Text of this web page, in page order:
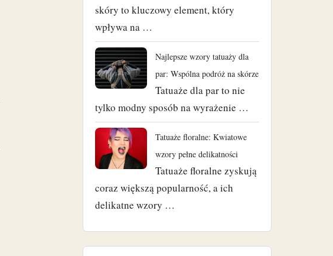
skóry to kluczowy element, który
wpływa na …
Najlepsze wzory tatuaży dla
par: Wspólna podróż na skórze
Tatuaże dla par to nie
tylko modny sposób na wyrażenie …
Tatuaże floralne: Kwiatowe
wzory pełne delikatności
Tatuaże floralne zyskują
coraz większą popularność, a ich
delikatne wzory …